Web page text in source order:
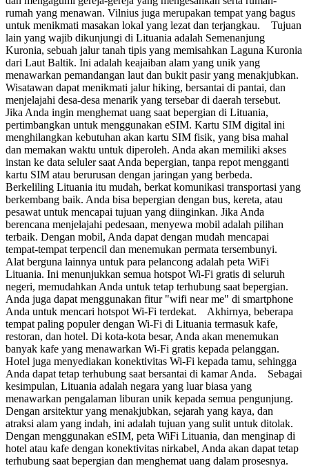
rumah yang menawan. Vilnius juga merupakan tempat yang bagus
untuk menikmati masakan lokal yang lezat dan terjangkau. Tujuan
lain yang wajib dikunjungi di Lituania adalah Semenanjung
Kuronia, sebuah jalur tanah tipis yang memisahkan Laguna Kuronia
dari Laut Baltik. Ini adalah keajaiban alam yang unik yang
menawarkan pemandangan laut dan bukit pasir yang menakjubkan.
Wisatawan dapat menikmati jalur hiking, bersantai di pantai, dan
menjelajahi desa-desa menarik yang tersebar di daerah tersebut.
Jika Anda ingin menghemat uang saat bepergian di Lituania,
pertimbangkan untuk menggunakan eSIM. Kartu SIM digital ini
menghilangkan kebutuhan akan kartu SIM fisik, yang bisa mahal
dan memakan waktu untuk diperoleh. Anda akan memiliki akses
instan ke data seluler saat Anda bepergian, tanpa repot mengganti
kartu SIM atau berurusan dengan jaringan yang berbeda.
Berkeliling Lituania itu mudah, berkat komunikasi transportasi yang
berkembang baik. Anda bisa bepergian dengan bus, kereta, atau
pesawat untuk mencapai tujuan yang diinginkan. Jika Anda
berencana menjelajahi pedesaan, menyewa mobil adalah pilihan
terbaik. Dengan mobil, Anda dapat dengan mudah mencapai
tempat-tempat terpencil dan menemukan permata tersembunyi.
Alat berguna lainnya untuk para pelancong adalah peta WiFi
Lituania. Ini menunjukkan semua hotspot Wi-Fi gratis di seluruh
negeri, memudahkan Anda untuk tetap terhubung saat bepergian.
Anda juga dapat menggunakan fitur "wifi near me" di smartphone
Anda untuk mencari hotspot Wi-Fi terdekat. Akhirnya, beberapa
tempat paling populer dengan Wi-Fi di Lituania termasuk kafe,
restoran, dan hotel. Di kota-kota besar, Anda akan menemukan
banyak kafe yang menawarkan Wi-Fi gratis kepada pelanggan.
Hotel juga menyediakan konektivitas Wi-Fi kepada tamu, sehingga
Anda dapat tetap terhubung saat bersantai di kamar Anda. Sebagai
kesimpulan, Lituania adalah negara yang luar biasa yang
menawarkan pengalaman liburan unik kepada semua pengunjung.
Dengan arsitektur yang menakjubkan, sejarah yang kaya, dan
atraksi alam yang indah, ini adalah tujuan yang sulit untuk ditolak.
Dengan menggunakan eSIM, peta WiFi Lituania, dan menginap di
hotel atau kafe dengan konektivitas nirkabel, Anda akan dapat tetap
terhubung saat bepergian dan menghemat uang dalam prosesnya.